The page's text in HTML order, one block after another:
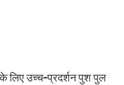
लिए उच्च-प्रदर्शन पुश पुल